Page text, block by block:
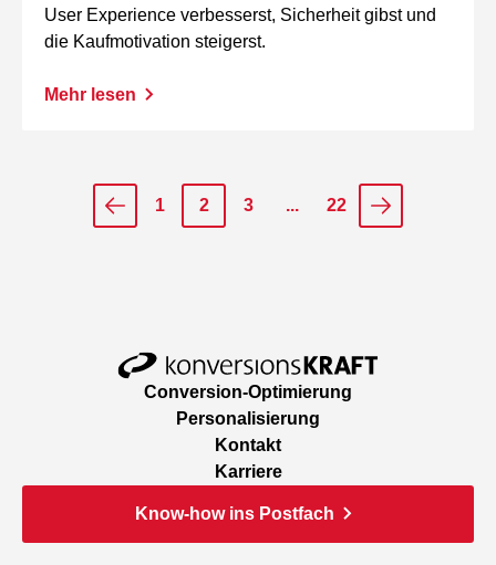
User Experience verbesserst, Sicherheit gibst und
die Kaufmotivation steigerst.
Mehr lesen
1 2 3 ... 22
Conversion-Optimierung
Personalisierung
Kontakt
Karriere
Know-how ins Postfach